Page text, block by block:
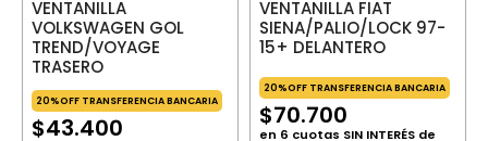
VENTANILLA
VOLKSWAGEN GOL
TREND/VOYAGE
TRASERO
20%OFF TRANSFERENCIA BANCARIA
$43.400
VENTANILLA FIAT
SIENA/PALIO/LOCK 97-
15+ DELANTERO
20%OFF TRANSFERENCIA BANCARIA
$70.700
en 6 cuotas SIN INTERÉS de